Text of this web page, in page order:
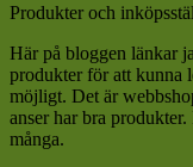
Produkter och
Här på bloggen länkar
produkter för att kunna
möjligt. Det är
anser har bra
många.